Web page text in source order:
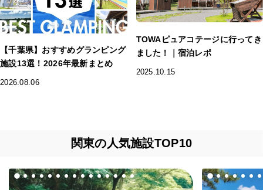
【千葉県】おすすめグランピング
施設13選！2026年最新まとめ
2026.08.06
TOWAピュアコテージに行ってき
ました！｜宿泊レポ
2025.10.15
関東の人気施設TOP10